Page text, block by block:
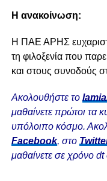
Η ανακοίνωση:
Η ΠΑΕ ΑΡΗΣ
τη φιλοξενία που
και στους συνοδούς
Ακολουθήστε το
μαθαίνετε πρώτοι τα
υπόλοιπο κόσμο.
Facebook, στο
μαθαίνετε σε χρόνο dt